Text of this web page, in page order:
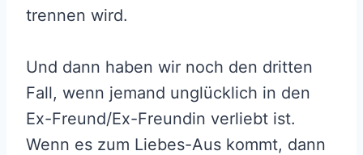
trennen wird.
Und dann haben wir noch den dritten
Fall, wenn jemand unglücklich in den
Ex-Freund/Ex-Freundin verliebt ist.
Wenn es zum Liebes-Aus kommt, dann